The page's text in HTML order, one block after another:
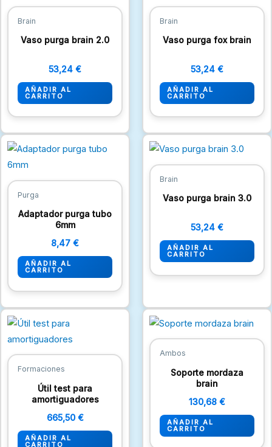
Brain
Vaso purga brain 2.0
53,24 €
AÑADIR AL
CARRITO
Brain
Vaso purga fox brain
53,24 €
AÑADIR AL
CARRITO
Purga
Adaptador purga tubo
6mm
8,47 €
AÑADIR AL
CARRITO
Brain
Vaso purga brain 3.0
53,24 €
AÑADIR AL
CARRITO
Formaciones
Útil test para
amortiguadores
665,50 €
AÑADIR AL
CARRITO
Ambos
Soporte mordaza
brain
130,68 €
AÑADIR AL
CARRITO